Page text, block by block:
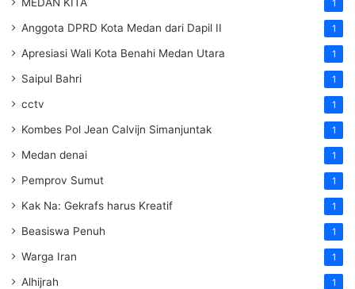
1
Anggota DPRD Kota Medan dari Dapil II 1
Apresiasi Wali Kota Benahi Medan Utara 1
Saipul Bahri 1
cctv 1
Kombes Pol Jean Calvijn Simanjuntak 1
Medan denai 1
Pemprov Sumut 1
Kak Na: Gekrafs harus Kreatif 1
Beasiswa Penuh 1
Warga Iran 1
Alhijrah 1